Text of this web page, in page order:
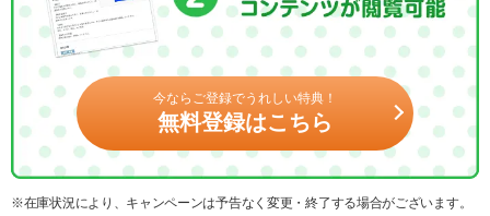
今ならご登録でうれしい特典！
無料登録はこちら
※在庫状況により、キャンペーンは予告なく変更・終了する場合がございます。